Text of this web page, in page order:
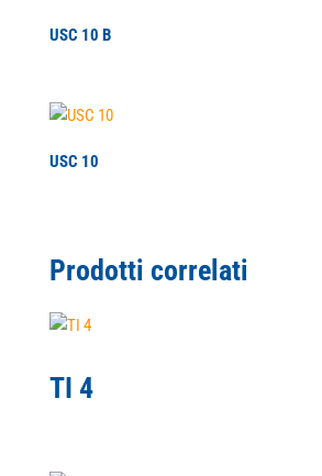
USC 10 B
USC 10
Prodotti correlati
TI 4